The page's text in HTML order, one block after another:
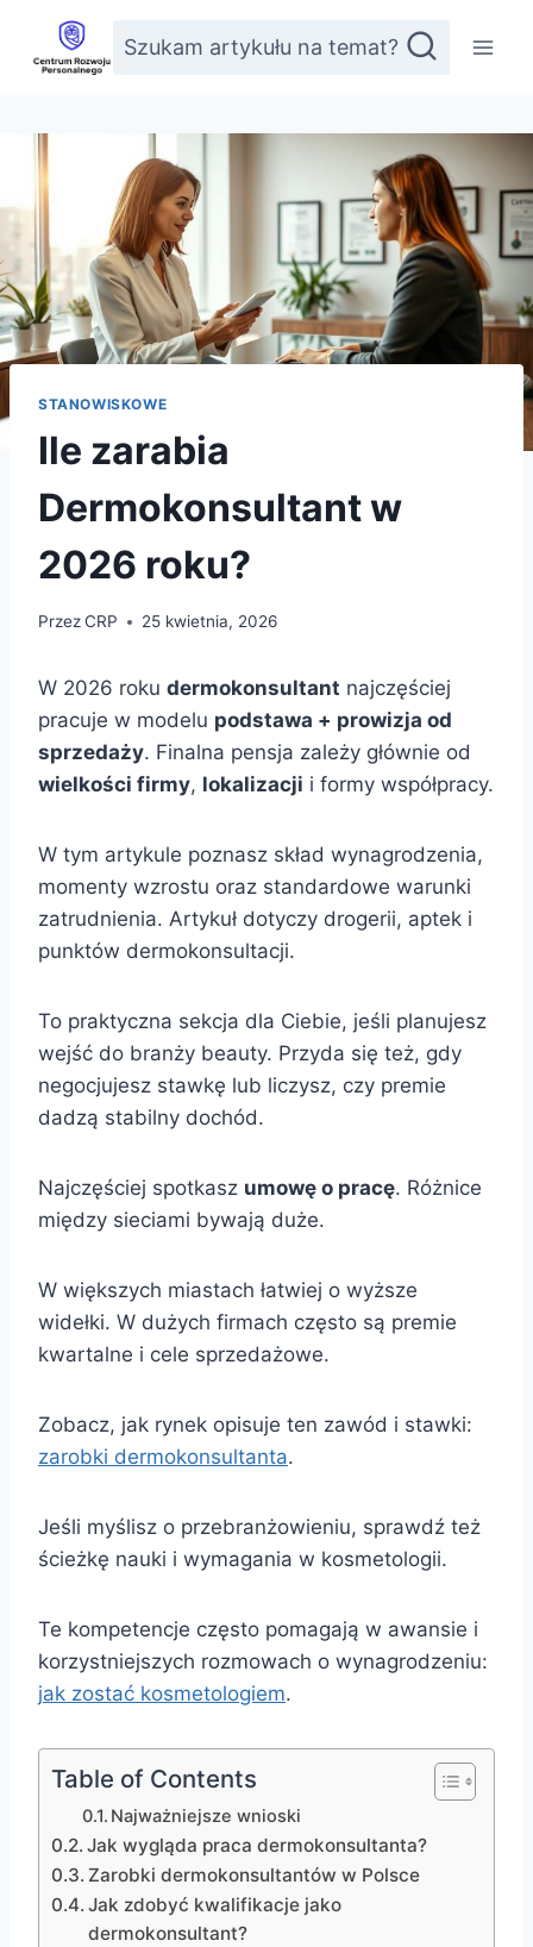
Przejdź
treści
Szukam artykułu na temat?
STANOWISKOWE
Ile zarabia
Dermokonsultant w
2026 roku?
PrzezCRP 25 kwietnia, 2026
W 2026 roku dermokonsultant najczęściej
pracuje w modelu podstawa + prowizja od
sprzedaży. Finalna pensja zależy głównie od
wielkości firmy, lokalizacji i formy współpracy.
W tym artykule poznasz skład wynagrodzenia,
momenty wzrostu oraz standardowe warunki
zatrudnienia. Artykuł dotyczy drogerii, aptek i
punktów dermokonsultacji.
To praktyczna sekcja dla Ciebie, jeśli planujesz
wejść do branży beauty. Przyda się też, gdy
negocjujesz stawkę lub liczysz, czy premie
dadzą stabilny dochód.
Najczęściej spotkasz umowę o pracę. Różnice
między sieciami bywają duże.
W większych miastach łatwiej o wyższe
widełki. W dużych firmach często są premie
kwartalne i cele sprzedażowe.
Zobacz, jak rynek opisuje ten zawód i stawki:
zarobki dermokonsultanta.
Jeśli myślisz o przebranżowieniu, sprawdź też
ścieżkę nauki i wymagania w kosmetologii.
Te kompetencje często pomagają w awansie i
korzystniejszych rozmowach o wynagrodzeniu:
jak zostać kosmetologiem.
Table of Contents
Najważniejsze wnioski
Jak wygląda praca dermokonsultanta?
Zarobki dermokonsultantów w Polsce
Jak zdobyć kwalifikacje jako
dermokonsultant?